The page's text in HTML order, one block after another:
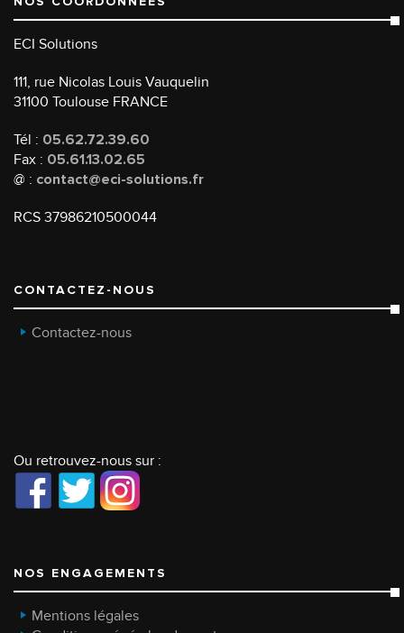
ECI Solutions
111, rue Nicolas Louis Vauquelin
31100 Toulouse FRANCE
Tél : 05.62.72.39.60
Fax : 05.61.13.02.65
@ : contact@eci-solutions.fr
RCS 37986210500044
CONTACTEZ-NOUS
Contactez-nous
Ou retrouvez-nous sur :
NOS ENGAGEMENTS
Mentions légales